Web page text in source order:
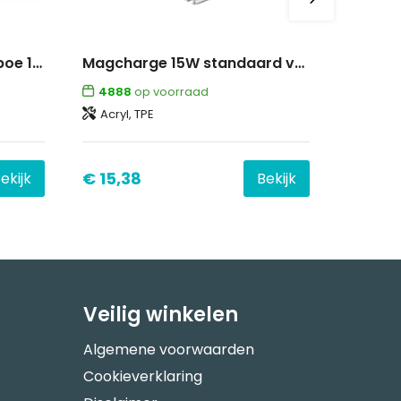
Draadloze oplader bamboe 15W Magcharge 15W standaard voor magnetisch draadloos opladen
4888 op voorraad
Acryl, TPE
€ 15,38 Bekijk
Veilig winkelen
Algemene voorwaarden
Cookieverklaring